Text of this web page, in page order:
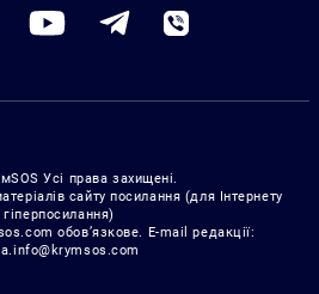
Усі права захищені.
сайту посилання (для Інтернету
обов’язкове. E-mail редакції: